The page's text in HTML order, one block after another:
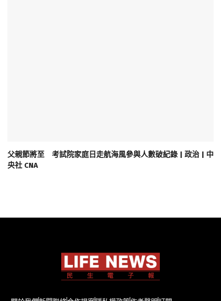
父親節將至 考試院家庭日走航海風參與人數破紀錄 | 政治 | 中
央社 CNA